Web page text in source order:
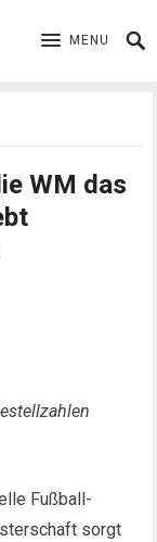
MENU
WM das
Fußball-
sorgt